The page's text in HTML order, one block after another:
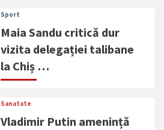
Sport
Maia Sandu critică dur
vizita delegației talibane
la Chiș …
Sanatate
Vladimir Putin amenință